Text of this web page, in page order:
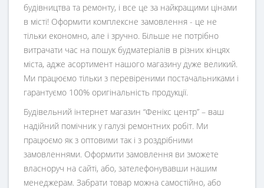
будівництва та ремонту, і все це за найкращими цінами
в місті! Оформити комплексне замовлення - це не
тільки економно, але і зручно. Більше не потрібно
витрачати час на пошук будматеріалів в різних кінцях
міста, адже асортимент нашого магазину дуже великий.
Ми працюємо тільки з перевіреними постачальниками і
гарантуємо 100% оригінальність продукції.
Будівельний інтернет магазин “Фенікс центр” – ваш
надійний помічник у галузі ремонтних робіт. Ми
працюємо як з оптовими так і з роздрібними
замовленнями. Оформити замовлення ви зможете
власноруч на сайті, або, зателефонувавши нашим
менеджерам. Забрати товар можна самостійно, або